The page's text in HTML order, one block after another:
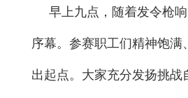
早上九点，随着发令枪
序幕。参赛职工们精神饱满
出起点。大家充分发扬挑战